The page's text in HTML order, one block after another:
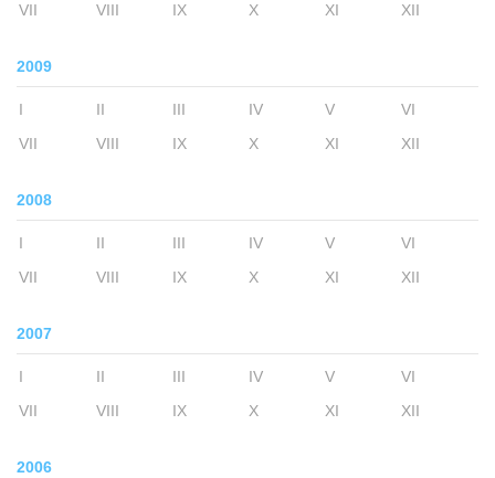
VII
VIII IX X XI XII
2009
I II III IV V
VI
VII
VIII IX X XI XII
2008
I II III IV V
VI
VII
VIII IX X XI XII
2007
I II III IV V
VI
VII
VIII IX X XI XII
2006